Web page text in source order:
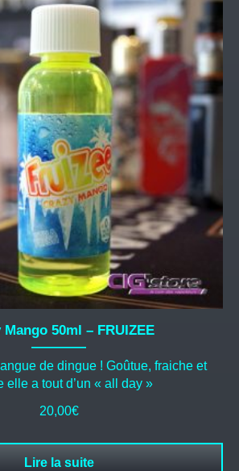
Mango 50ml – FRUIZEE
de dingue ! Goûtue, fraiche et
elle a tout d’un « all day »
20,00€
Lire la suite